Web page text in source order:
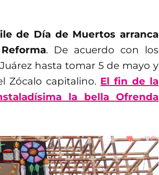
de Día de Muertos arranca
. De acuerdo con los
hasta tomar 5 de mayo y
Zócalo capitalino. El fin de la
la bella Ofrenda